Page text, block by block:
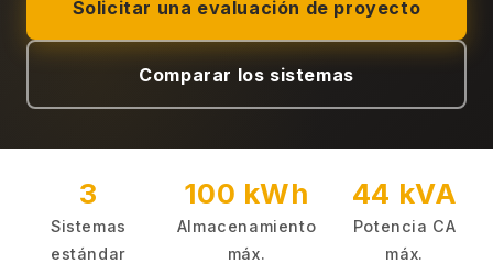
Solicitar una evaluación de proyecto
Comparar los sistemas
3
Sistemas
estándar
100 kWh
Almacenamiento
máx.
44 kVA
Potencia CA
máx.